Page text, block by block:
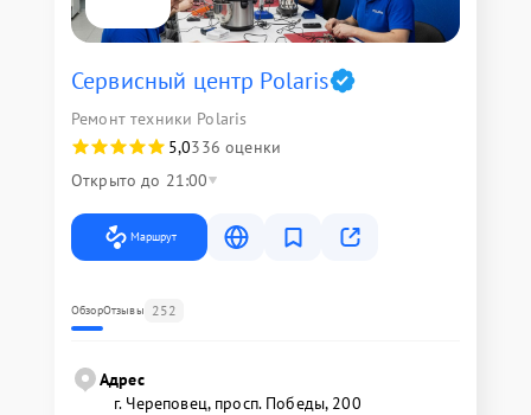
Сервисный центр Polaris
Ремонт техники Polaris
5,0336 оценки
Открыто до 21:00
Маршрут
ОбзорОтзывы 252
Адрес
г. Череповец, просп. Победы, 200